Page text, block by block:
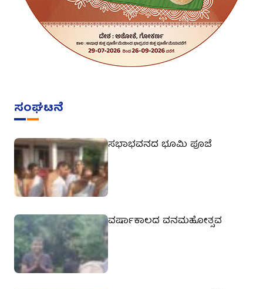
ಸಂಘಟನೆ
ಸಭಾಭವನದ ಭೂಮಿ ಪೂಜೆ
ವರ್ಷಾಕಾಲದ ವನಮಹೋತ್ಸವ